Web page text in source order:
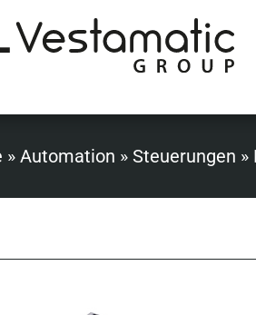
»Automation »Steuerungen »